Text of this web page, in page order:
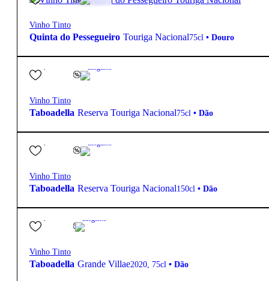
Vinho Tinto
Quinta do Pessegueiro Touriga Nacional75cl • Douro
18,00€ Elegante
Vinho Tinto
Taboadella Reserva Touriga Nacional75cl • Dão
42,70€ Elegante
Vinho Tinto
Taboadella Reserva Touriga Nacional150cl • Dão
59,70€ Elegante
Vinho Tinto
Taboadella Grande Villae2020, 75cl • Dão